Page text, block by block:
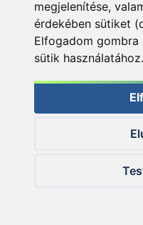
megjelenítése,
érdekében sütiket
Elfogadom
sütik használatához.
részében is a